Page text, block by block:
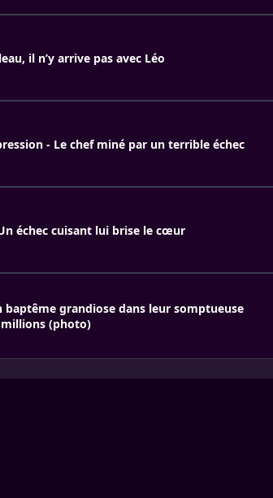
il n’y arrive pas avec Léo
- Le chef miné par un terrible échec
échec cuisant lui brise le cœur
baptême grandiose dans leur somptueuse
millions (photo)